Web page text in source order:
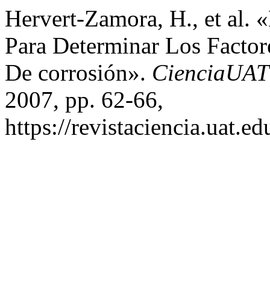
Hervert-Zamora, H., et al.
Para Determinar Los
De corrosión». CienciaUAT
2007, pp. 62-66,
https://